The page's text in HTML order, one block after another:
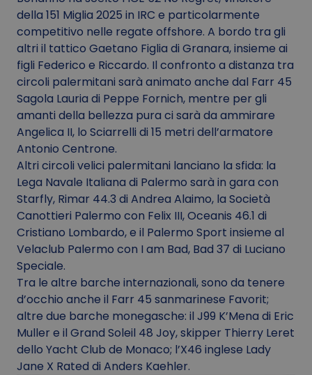
della 151 Miglia 2025 in IRC e particolarmente
competitivo nelle regate offshore. A bordo tra gli
altri il tattico Gaetano Figlia di Granara, insieme ai
figli Federico e Riccardo. Il confronto a distanza tra
circoli palermitani sarà animato anche dal Farr 45
Sagola Lauria di Peppe Fornich, mentre per gli
amanti della bellezza pura ci sarà da ammirare
Angelica II, lo Sciarrelli di 15 metri dell’armatore
Antonio Centrone.
Altri circoli velici palermitani lanciano la sfida: la
Lega Navale Italiana di Palermo sarà in gara con
Starfly, Rimar 44.3 di Andrea Alaimo, la Società
Canottieri Palermo con Felix III, Oceanis 46.1 di
Cristiano Lombardo, e il Palermo Sport insieme al
Velaclub Palermo con I am Bad, Bad 37 di Luciano
Speciale.
Tra le altre barche internazionali, sono da tenere
d’occhio anche il Farr 45 sanmarinese Favorit;
altre due barche monegasche: il J99 K’Mena di Eric
Muller e il Grand Soleil 48 Joy, skipper Thierry Leret
dello Yacht Club de Monaco; l’X46 inglese Lady
Jane X Rated di Anders Kaehler.